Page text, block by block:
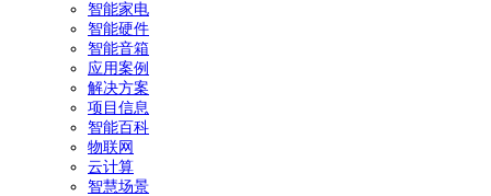
智能家电
智能硬件
智能音箱
应用案例
解决方案
项目信息
智能百科
物联网
云计算
智慧场景